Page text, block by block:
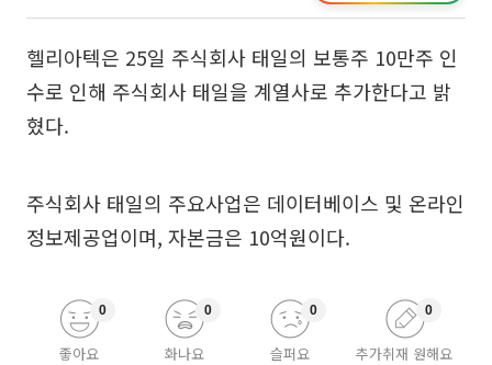
헬리아텍은 25일 주식회사 태일의 보통주 10만주 인
수로 인해 주식회사 태일을 계열사로 추가한다고 밝
혔다.
주식회사 태일의 주요사업은 데이터베이스 및 온라인
정보제공업이며, 자본금은 10억원이다.
좋아요
0
화나요
0
슬퍼요
0
추가취재 원해요
0